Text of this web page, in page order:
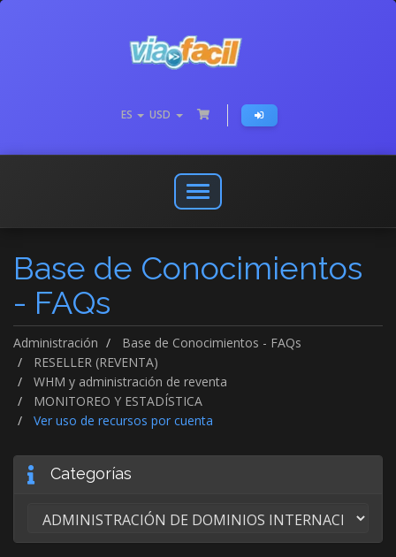
ES USD
Abrir
o
menú
de
Base de Conocimientos
- FAQs
Administración
Base de Conocimientos - FAQs
RESELLER (REVENTA)
WHM y administración de reventa
MONITOREO Y ESTADÍSTICA
Ver uso de recursos por cuenta
Categorías